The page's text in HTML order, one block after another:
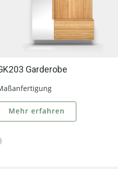
Garderobe
Mehr erfahren